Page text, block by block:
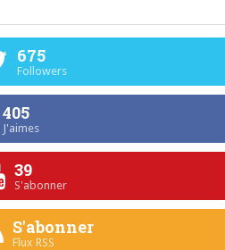
675
Followers
405
J'aimes
39
S'abonner
S'abonner
Flux RSS